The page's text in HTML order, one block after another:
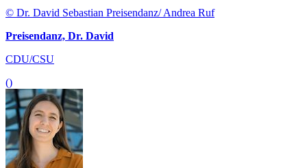
© Dr. David Sebastian Preisendanz/ Andrea Ruf
Preisendanz, Dr. David
CDU/CSU
()